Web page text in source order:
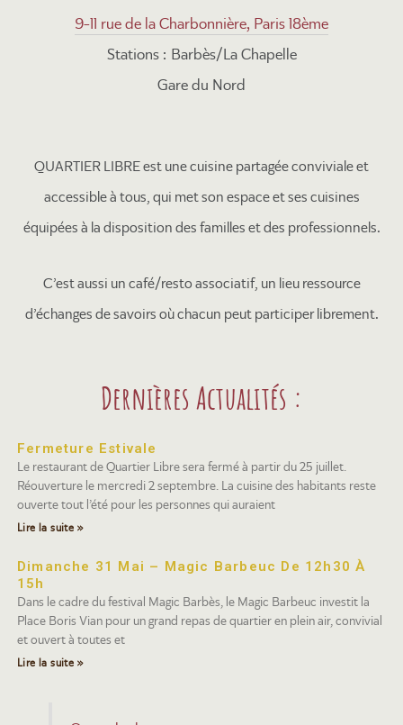
9-11 rue de la Charbonnière, Paris 18ème
Stations : Barbès/La Chapelle
Gare du Nord
QUARTIER LIBRE est une cuisine partagée conviviale et
accessible à tous, qui met son espace et ses cuisines
équipées à la disposition des familles et des professionnels.
C’est aussi un café/resto associatif, un lieu ressource
d’échanges de savoirs où chacun peut participer librement.
Dernières Actualités :
Fermeture Estivale
Le restaurant de Quartier Libre sera fermé à partir du 25 juillet.
Réouverture le mercredi 2 septembre. La cuisine des habitants reste
ouverte tout l’été pour les personnes qui auraient
Lire la suite »
Dimanche 31 Mai – Magic Barbeuc De 12h30 À
15h
Dans le cadre du festival Magic Barbès, le Magic Barbeuc investit la
Place Boris Vian pour un grand repas de quartier en plein air, convivial
et ouvert à toutes et
Lire la suite »